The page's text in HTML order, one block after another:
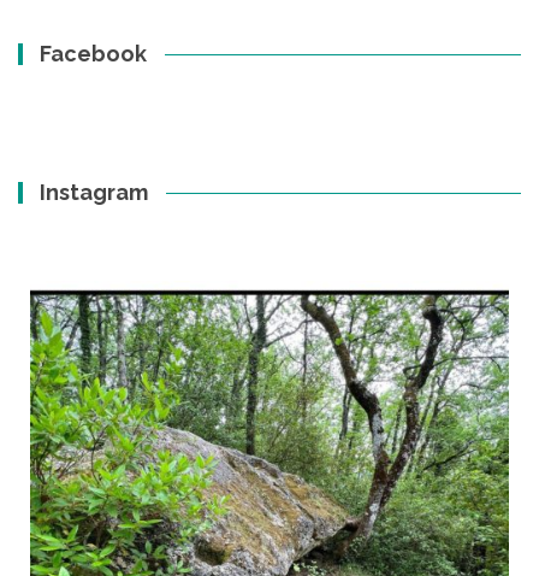
Facebook
Instagram